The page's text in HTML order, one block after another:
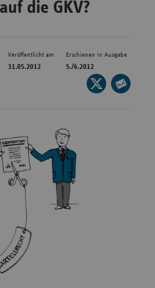
die GKV?
Veröffentlicht am
31.05.2012
Erschienen in Ausgabe
5./6.2012
Seite
auf